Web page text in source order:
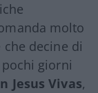
molto
decine di
giorni
Jesus Vivas,